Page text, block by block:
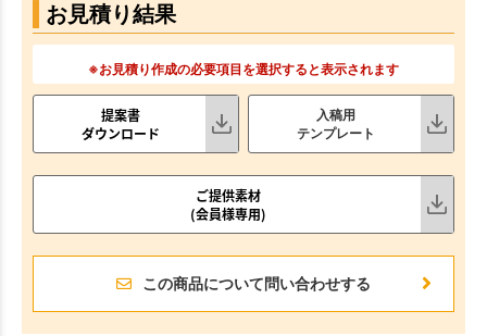
お見積り結果
※お見積り作成の必要項目を選択すると表示されます
提案書
ダウンロード
入稿用
テンプレート
ご提供素材
(会員様専用)
この商品について問い合わせする